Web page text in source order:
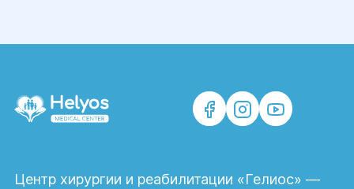
Центр хирургии и реабилитации «Гелиос» —